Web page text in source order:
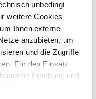
unbedingt
weitere Cookies
Ihnen externe
anzubieten, um
und die Zugriffe
Für den Einsatz
Erhebung und